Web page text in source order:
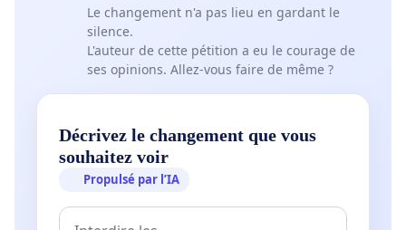
Le changement n'a pas lieu en gardant le
silence.
L'auteur de cette pétition a eu le courage de
ses opinions. Allez-vous faire de même ?
Décrivez le changement que vous
souhaitez voir
Propulsé par l’IA